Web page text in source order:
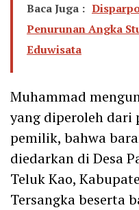
Baca Juga :
Penurunan Angka
Eduwisata
Muhammad
yang diperoleh dari
pemilik, bahwa
diedarkan di Desa
Teluk Kao,
Tersangka beserta